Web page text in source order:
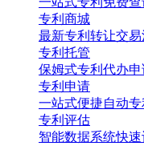
专利商城
最新专利转让交
专利托管
保姆式专利代办申
专利申请
一站式便捷自动
专利评估
智能数据系统快